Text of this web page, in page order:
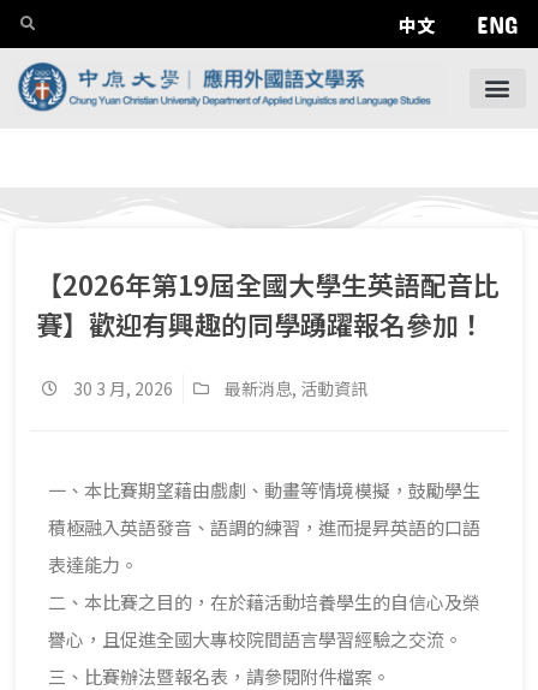
中文 ENG
【2026年第19屆全國大學生英語配音比
賽】歡迎有興趣的同學踴躍報名參加！
30 3 月, 2026 最新消息, 活動資訊
一、本比賽期望藉由戲劇、動畫等情境模擬，鼓勵學生
積極融入英語發音、語調的練習，進而提昇英語的口語
表達能力。
二、本比賽之目的，在於藉活動培養學生的自信心及榮
譽心，且促進全國大專校院間語言學習經驗之交流。
三、比賽辦法暨報名表，請參閱附件檔案。